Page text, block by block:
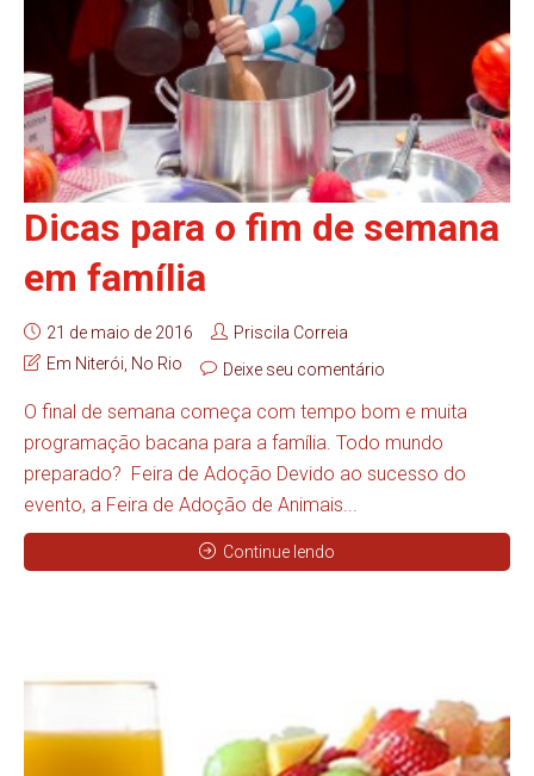
Dicas para o fim de semana
em família
21 de maio de 2016
Priscila Correia
Em Niterói No Rio Deixe seu comentário
O final de semana começa com tempo bom e muita
programação bacana para a família. Todo mundo
preparado? Feira de Adoção Devido ao sucesso do
evento, a Feira de Adoção de Animais...
Continue lendo